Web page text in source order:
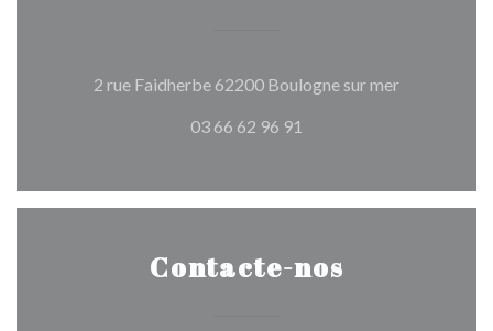
2 rue Faidherbe 62200 Boulogne sur mer((abre numa
03 66 62 96 91
Contacte-nos